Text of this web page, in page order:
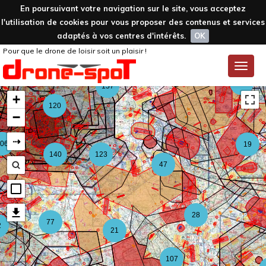
En poursuivant votre navigation sur le site, vous acceptez
l'utilisation de cookies pour vous proposer des contenus et services
adaptés à vos centres d'intérêts.
OK
Toggle
Pour que le drone de loisir soit un plaisir !
107
77
123
157
47
28
19
21
140
120
+
−
⇢